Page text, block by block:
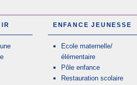
ENFANCE JEUNESSE
Ecole maternelle/
élémentaire
Pôle enfance
Restauration scolaire